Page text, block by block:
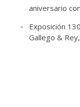
aniversario
Exposición
Gallego &